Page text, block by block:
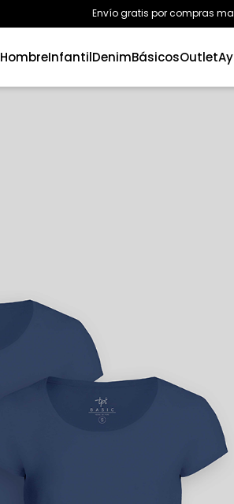
Envío gratis por compras
HombreInfantilDenimBásicosOutlet